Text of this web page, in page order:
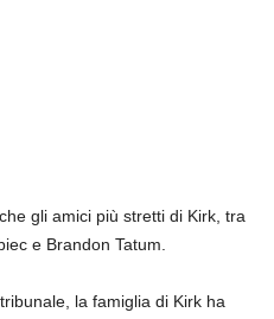
gli amici più stretti di Kirk, tra
e Brandon Tatum.
la famiglia di Kirk ha